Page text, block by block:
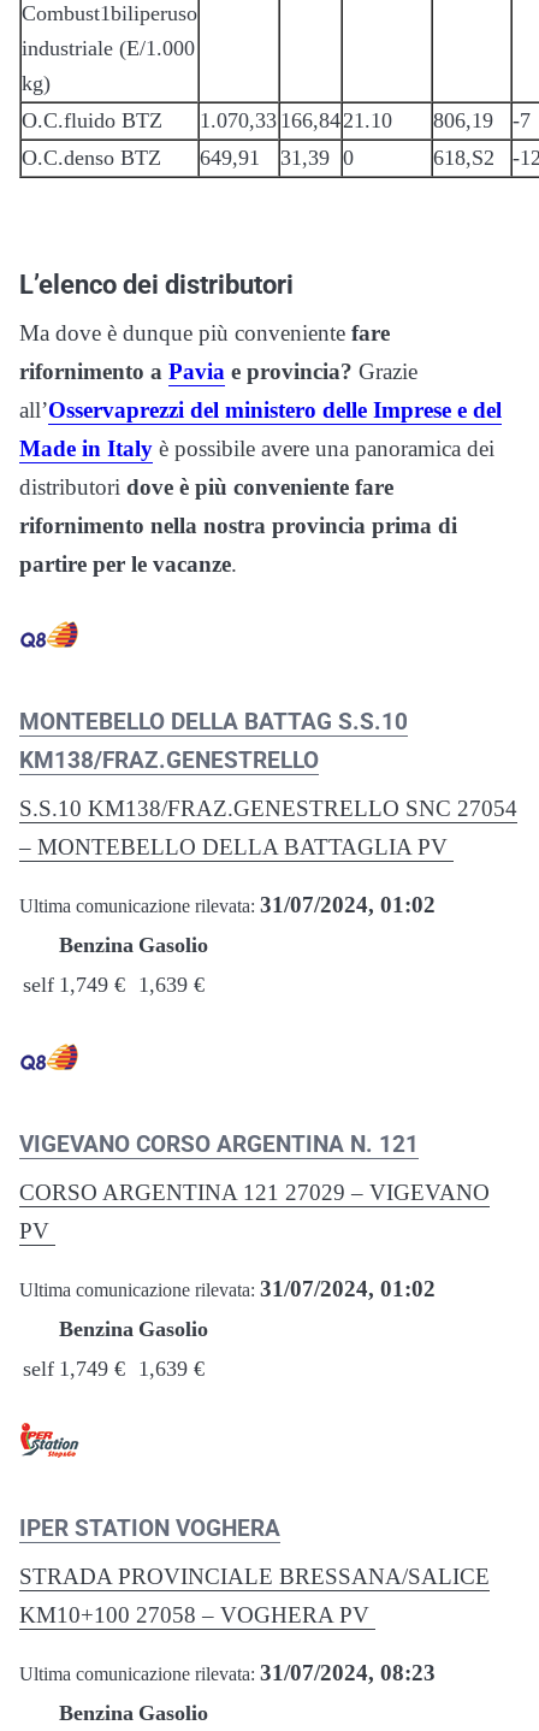
Combust1biliperuso
industriale (E/1.000
kg)
O.C.fluido BTZ
1.070,33 166,8421.10 806,19
-7
O.C.denso BTZ
649,91 31,39 0 618,S2 -
L’elenco dei distributori
Ma dove è dunque più conveniente fare
rifornimento a Pavia e provincia? Grazie
all’Osservaprezzi del ministero delle Imprese e del
Made in Italy è possibile avere una panoramica dei
distributori dove è più conveniente fare
rifornimento nella nostra provincia prima di
partire per le vacanze.
MONTEBELLO DELLA BATTAG S.S.10
KM138/FRAZ.GENESTRELLO
S.S.10 KM138/FRAZ.GENESTRELLO SNC 27054
– MONTEBELLO DELLA BATTAGLIA PV
Ultima comunicazione rilevata: 31/07/2024, 01:02
Benzina Gasolio
self 1,749 € 1,639 €
VIGEVANO CORSO ARGENTINA N. 121
CORSO ARGENTINA 121 27029 – VIGEVANO
PV
Ultima comunicazione rilevata: 31/07/2024, 01:02
Benzina Gasolio
self 1,749 € 1,639 €
IPER STATION VOGHERA
STRADA PROVINCIALE BRESSANA/SALICE
KM10+100 27058 – VOGHERA PV
Ultima comunicazione rilevata: 31/07/2024, 08:23
Benzina Gasolio